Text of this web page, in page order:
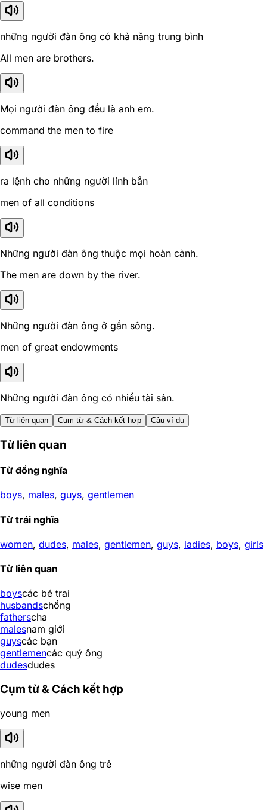
những người đàn ông có khả năng trung bình
All men are brothers.
Mọi người đàn ông đều là anh em.
command the men to fire
ra lệnh cho những người lính bắn
men of all conditions
Những người đàn ông thuộc mọi hoàn cảnh.
The men are down by the river.
Những người đàn ông ở gần sông.
men of great endowments
Những người đàn ông có nhiều tài sản.
Từ liên quan Cụm từ & Cách kết hợp Câu ví dụ
Từ liên quan
Từ đồng nghĩa
boys, males, guys, gentlemen
Từ trái nghĩa
women, dudes, males, gentlemen, guys, ladies, boys, girls
Từ liên quan
boyscác bé trai
husbandschồng
fatherscha
malesnam giới
guyscác bạn
gentlemencác quý ông
dudesdudes
Cụm từ & Cách kết hợp
young men
những người đàn ông trẻ
wise men